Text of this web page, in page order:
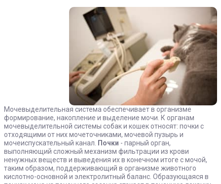
Мочевыделительная система обеспечивает в организме
формирование, накопление и выделение мочи. К органам
мочевыделительной системы собак и кошек относят: почки с
отходящими от них мочеточниками, мочевой пузырь и
мочеиспускательный канал.
Почки - парный орган,
выполняющий сложный механизм фильтрации из крови
ненужных веществ и выведения их в конечном итоге с мочой,
таким образом, поддерживающий в организме животного
кислотно-основной и электролитный баланс. Образующаяся в